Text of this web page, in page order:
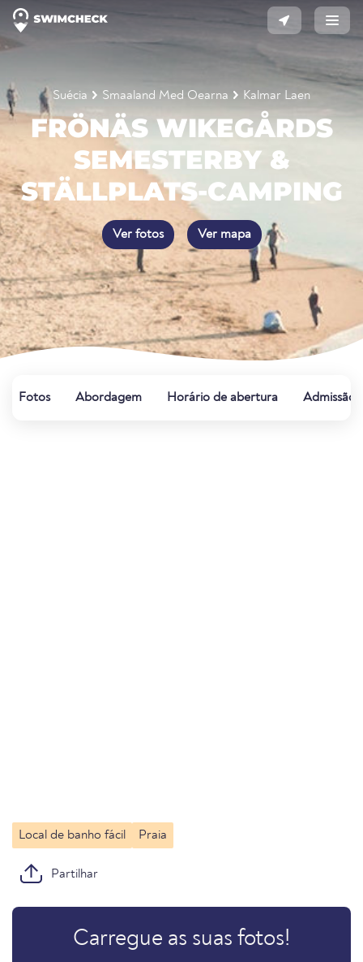
Suécia Smaaland Med Oearna Kalmar Laen
FRÖNÄS WIKEGÅRDS
SEMESTERBY &
STÄLLPLATS-CAMPING
Ver fotos Ver mapa
Fotos Abordagem Horário de abertura Admissão
Local de banho fácil Praia
Partilhar
Carregue as suas fotos!